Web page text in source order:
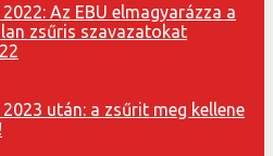
Az EBU elmagyarázza a
zsűris szavazatokat
után: a zsűrit meg kellene